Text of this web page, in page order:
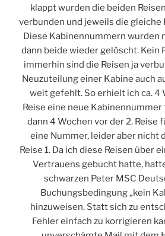
klappt wurden die beiden
verbunden und jeweils die gleiche
Diese Kabinennummern wurden
dann beide wieder gelöscht. Kein
immerhin sind die Reisen ja
Neuzuteilung einer Kabine auch
weit gefehlt. So erhielt ich ca. 4
Reise eine neue Kabinennummer
dann 4 Wochen vor der 2. Reise
eine Nummer, leider aber nicht
Reise 1. Da ich diese Reisen über
Vertrauens gebucht hatte,
schwarzen Peter MSC
Buchungsbedingung „kein
hinzuweisen. Statt sich zu
Fehler einfach zu korrigieren